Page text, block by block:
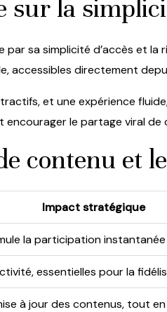
sur la
sa simplicité d’accès et la
accessibles directement
et une expérience
le partage viral
contenu et
Impact stratégique
la participation instantanée
essentielles pour la
à jour des contenus, tout